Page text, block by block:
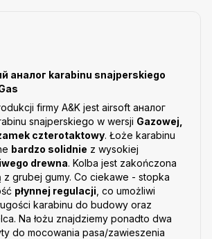
аналог karabinu snajperskiego
firmy A&K jest airsoft аналог
snajperskiego w wersji Gazowej,
czterotaktowy. Łoże karabinu
bardzo solidnie z wysokiej
drewna. Kolba jest zakończona
grubej gumy. Co ciekawe - stopka
płynnej regulacji , co umożliwi
karabinu do budowy oraz
Na łożu znajdziemy ponadto dwa
do mocowania pasa/zawieszenia